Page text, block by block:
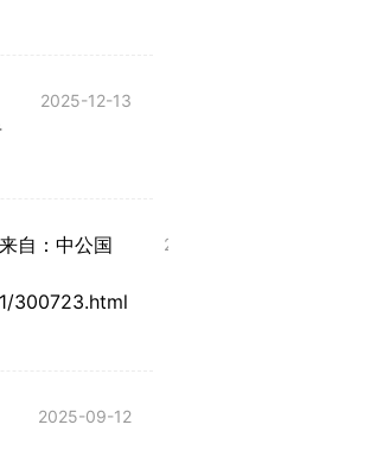
2025-12-13
自：中公国
300723.html
2025-09-12
2025-09-12